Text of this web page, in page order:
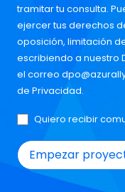
tramitar tu consulta.
ejercer tus derechos
oposición, limitación
escribiendo a nuestro
el correo
de Privacidad.
Quiero recibir